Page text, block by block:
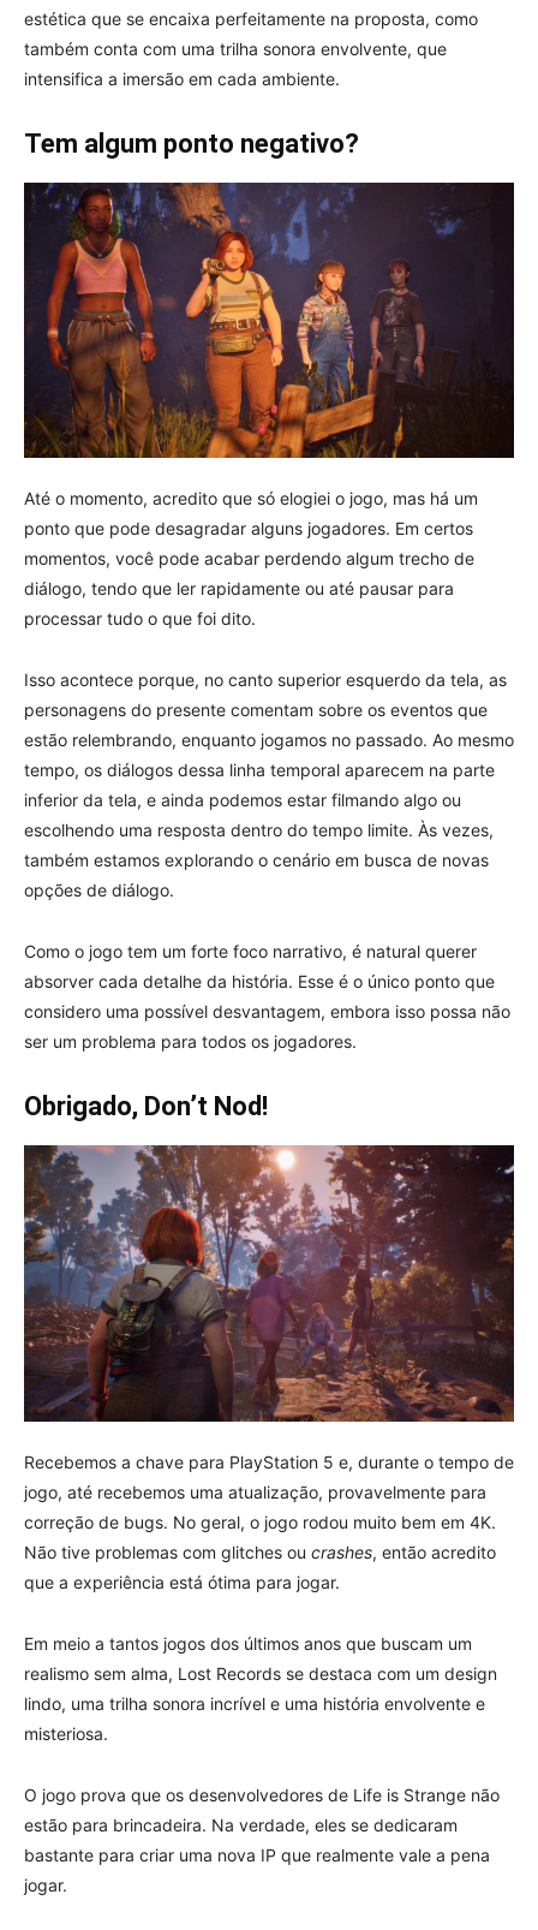
estética que se encaixa perfeitamente na proposta, como
também conta com uma trilha sonora envolvente, que
intensifica a imersão em cada ambiente.
Tem algum ponto negativo?
Até o momento, acredito que só elogiei o jogo, mas há um
ponto que pode desagradar alguns jogadores. Em certos
momentos, você pode acabar perdendo algum trecho de
diálogo, tendo que ler rapidamente ou até pausar para
processar tudo o que foi dito.
Isso acontece porque, no canto superior esquerdo da tela, as
personagens do presente comentam sobre os eventos que
estão relembrando, enquanto jogamos no passado. Ao mesmo
tempo, os diálogos dessa linha temporal aparecem na parte
inferior da tela, e ainda podemos estar filmando algo ou
escolhendo uma resposta dentro do tempo limite. Às vezes,
também estamos explorando o cenário em busca de novas
opções de diálogo.
Como o jogo tem um forte foco narrativo, é natural querer
absorver cada detalhe da história. Esse é o único ponto que
considero uma possível desvantagem, embora isso possa não
ser um problema para todos os jogadores.
Obrigado, Don’t Nod!
Recebemos a chave para PlayStation 5 e, durante o tempo de
jogo, até recebemos uma atualização, provavelmente para
correção de bugs. No geral, o jogo rodou muito bem em 4K.
Não tive problemas com glitches ou crashes, então acredito
que a experiência está ótima para jogar.
Em meio a tantos jogos dos últimos anos que buscam um
realismo sem alma, Lost Records se destaca com um design
lindo, uma trilha sonora incrível e uma história envolvente e
misteriosa.
O jogo prova que os desenvolvedores de Life is Strange não
estão para brincadeira. Na verdade, eles se dedicaram
bastante para criar uma nova IP que realmente vale a pena
jogar.